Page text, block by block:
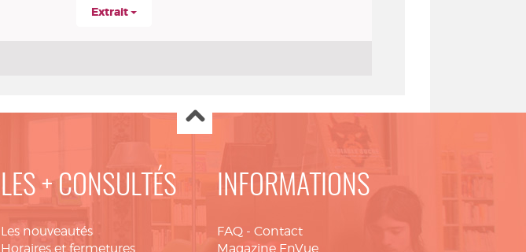
Extrait
LES + CONSULTÉS
Les nouveautés
Horaires et fermetures
INFORMATIONS
FAQ - Contact
Magazine EnVue